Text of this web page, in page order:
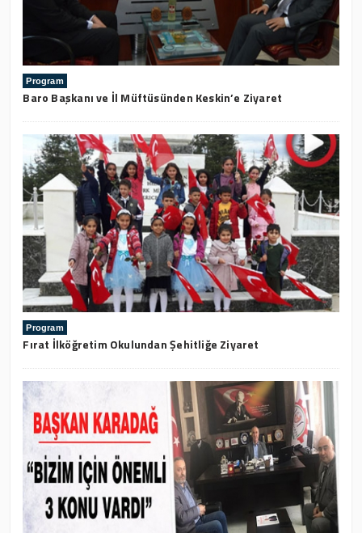
Program
Baro Başkanı ve İl Müftüsünden Keskin’e Ziyaret
Program
Fırat İlköğretim Okulundan Şehitliğe Ziyaret